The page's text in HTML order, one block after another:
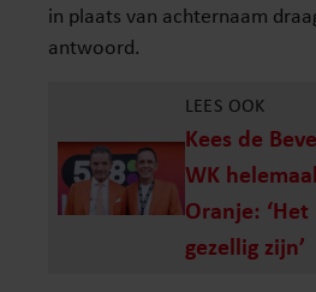
in plaats van achternaam
antwoord.
LEES OOK
Kees de
WK
Oranje:
gezellig zijn’